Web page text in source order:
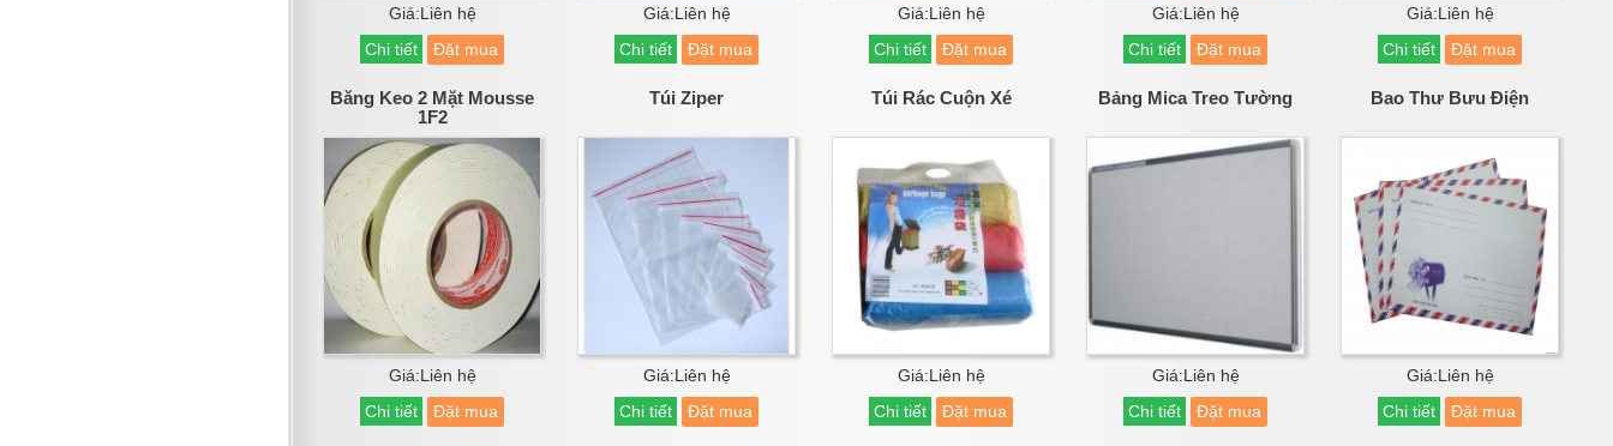
Giá:Liên hệ
Chi tiết
Đặt mua
Giá:Liên hệ
Chi tiết
Đặt mua
Giá:Liên hệ
Chi tiết
Đặt mua
Giá:Liên hệ
Chi tiết
Đặt mua
Giá:Liên hệ
Chi tiết
Đặt mua
Băng Keo 2 Mặt Mousse
1F2
Giá:Liên hệ
Chi tiết
Đặt mua
Túi Ziper
Giá:Liên hệ
Chi tiết
Đặt mua
Túi Rác Cuộn Xé
Giá:Liên hệ
Chi tiết
Đặt mua
Bảng Mica Treo Tường
Giá:Liên hệ
Chi tiết
Đặt mua
Bao Thư Bưu Điện
Giá:Liên hệ
Chi tiết
Đặt mua